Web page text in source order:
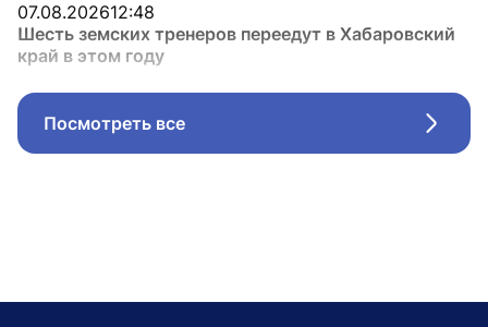
07.08.202612:48
Шесть земских тренеров переедут в Хабаровский
край в этом году
Посмотреть все